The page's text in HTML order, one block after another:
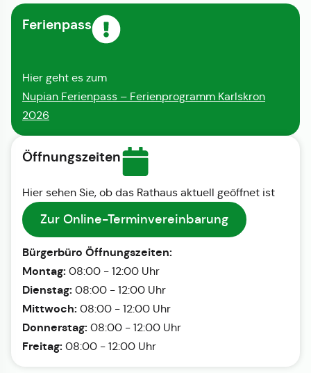
Ferienpass
Hier geht es zum
Nupian Ferienpass – Ferienprogramm Karlskron
2026
Öffnungszeiten
Hier sehen Sie, ob das Rathaus aktuell geöffnet ist
Zur Online-Terminvereinbarung
Bürgerbüro Öffnungszeiten:
Montag: 08:00 - 12:00 Uhr
Dienstag: 08:00 - 12:00 Uhr
Mittwoch: 08:00 - 12:00 Uhr
Donnerstag: 08:00 - 12:00 Uhr
Freitag: 08:00 - 12:00 Uhr